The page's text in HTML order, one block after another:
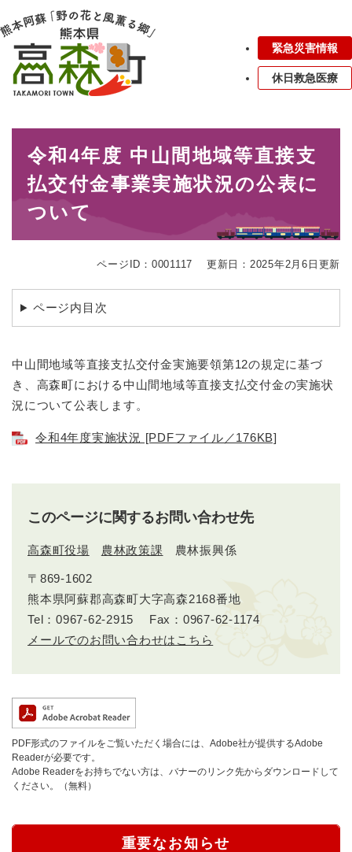
ー
ジ
メニューを飛ばして本文へ
緊急災害情報
休日救急医療
令和4年度 中山間地域等直接支
払交付金事業実施状況の公表に
ついて
ページID：0001117 更新日：2025年2月6日更新
ページ内目次
中山間地域等直接支払交付金実施要領第12の規定に基づ
き、高森町における中山間地域等直接支払交付金の実施状
況について公表します。
令和4年度実施状況 [PDFファイル／176KB]
このページに関するお問い合わせ先
高森町役場 農林政策課 農林振興係
〒869-1602
熊本県阿蘇郡高森町大字高森2168番地
Tel：0967-62-2915
Fax：0967-62-1174
メールでのお問い合わせはこちら
PDF形式のファイルをご覧いただく場合には、Adobe社が提供するAdobe
Readerが必要です。
Adobe Readerをお持ちでない方は、バナーのリンク先からダウンロードして
ください。（無料）
重要なお知らせ